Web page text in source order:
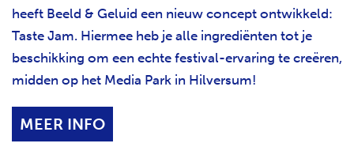
heeft Beeld & Geluid een nieuw concept ontwikkeld:
Taste Jam. Hiermee heb je alle ingrediënten tot je
beschikking om een echte festival-ervaring te creëren,
midden op het Media Park in Hilversum!
MEER INFO